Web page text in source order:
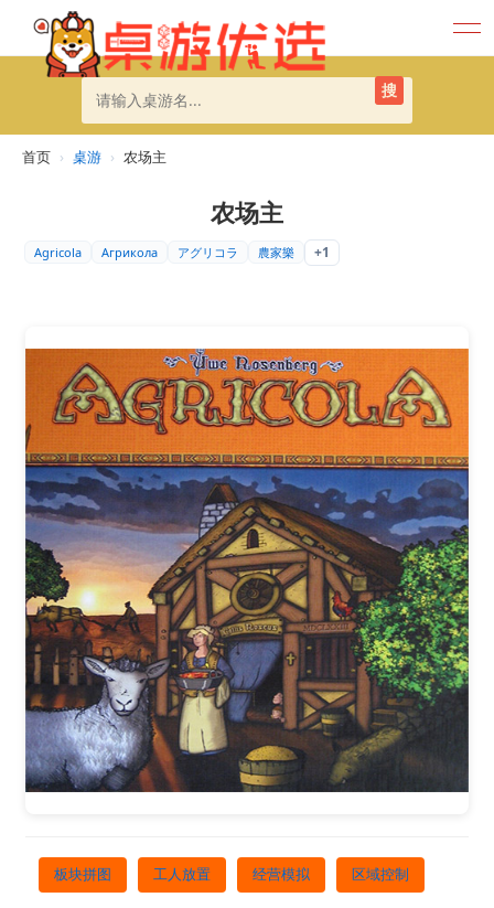
搜
首页 › 桌游 › 农场主
农场主
Agricola Агрикола アグリコラ 農家樂 +1
板块拼图 工人放置 经营模拟 区域控制